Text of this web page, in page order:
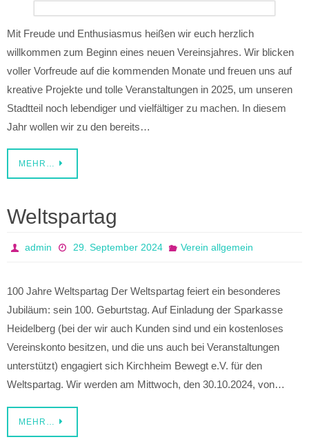
Mit Freude und Enthusiasmus heißen wir euch herzlich
willkommen zum Beginn eines neuen Vereinsjahres. Wir blicken
voller Vorfreude auf die kommenden Monate und freuen uns auf
kreative Projekte und tolle Veranstaltungen in 2025, um unseren
Stadtteil noch lebendiger und vielfältiger zu machen. In diesem
Jahr wollen wir zu den bereits…
MEHR…
Weltspartag
admin 29. September 2024 Verein allgemein
100 Jahre Weltspartag Der Weltspartag feiert ein besonderes
Jubiläum: sein 100. Geburtstag. Auf Einladung der Sparkasse
Heidelberg (bei der wir auch Kunden sind und ein kostenloses
Vereinskonto besitzen, und die uns auch bei Veranstaltungen
unterstützt) engagiert sich Kirchheim Bewegt e.V. für den
Weltspartag. Wir werden am Mittwoch, den 30.10.2024, von…
MEHR…